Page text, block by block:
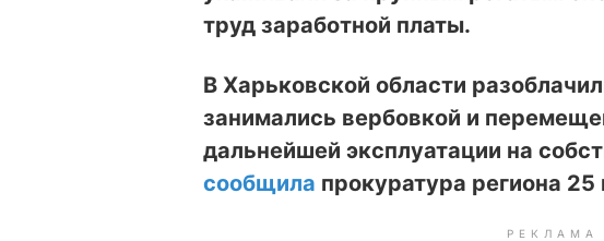
труд заработной платы.
В Харьковской области
занимались вербовкой и
дальнейшей эксплуатации на
сообщила прокуратура региона 25
РЕКЛАМА